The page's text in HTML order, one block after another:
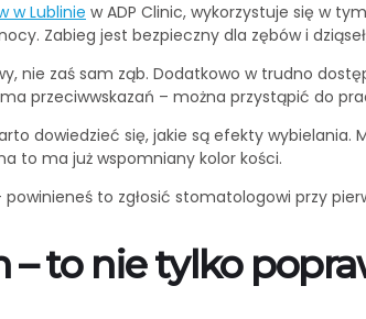
w Lublinie w ADP Clinic, wykorzystuje się w
Zabieg jest bezpieczny dla zębów i
nie zaś sam ząb. Dodatkowo w trudno
przeciwwskazań – można przystąpić do
dowiedzieć się, jakie są efekty wybielania.
to ma już wspomniany kolor kości.
to zgłosić stomatologowi przy
to nie tylko